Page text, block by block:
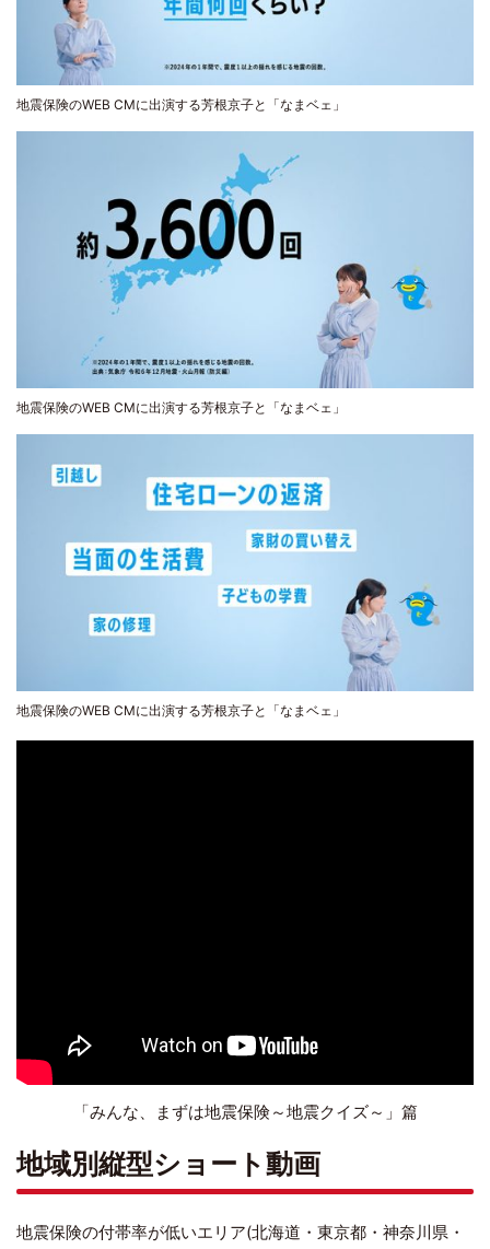
地震保険のWEB CMに出演する芳根京子と「なまベェ」
地震保険のWEB CMに出演する芳根京子と「なまベェ」
地震保険のWEB CMに出演する芳根京子と「なまベェ」
「みんな、まずは地震保険～地震クイズ～」篇
地域別縦型ショート動画
地震保険の付帯率が低いエリア(北海道・東京都・神奈川県・